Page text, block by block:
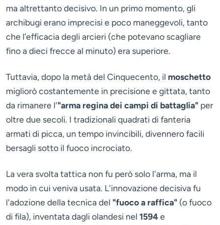
ma altrettanto decisivo. In un primo momento, gli
archibugi erano imprecisi e poco maneggevoli, tanto
che l’efficacia degli arcieri (che potevano scagliare
fino a dieci frecce al minuto) era superiore.
Tuttavia, dopo la metà del Cinquecento, il moschetto
migliorò costantemente in precisione e gittata, tanto
da rimanere l'"arma regina dei campi di battaglia" per
oltre due secoli. I tradizionali quadrati di fanteria
armati di picca, un tempo invincibili, divennero facili
bersagli sotto il fuoco incrociato.
La vera svolta tattica non fu però solo l'arma, ma il
modo in cui veniva usata. L'innovazione decisiva fu
l'adozione della tecnica del "fuoco a raffica" (o fuoco
di fila), inventata dagli olandesi nel 1594e